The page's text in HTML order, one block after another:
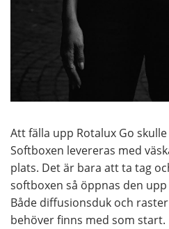
Att fälla upp Rotalux Go
Softboxen levereras med
plats. Det är bara att ta tag
softboxen så öppnas den
Både diffusionsduk och
behöver finns med som start.